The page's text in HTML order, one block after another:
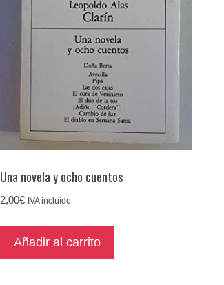
Una novela y ocho cuentos
2,00€ IVA incluído
Añadir al carrito